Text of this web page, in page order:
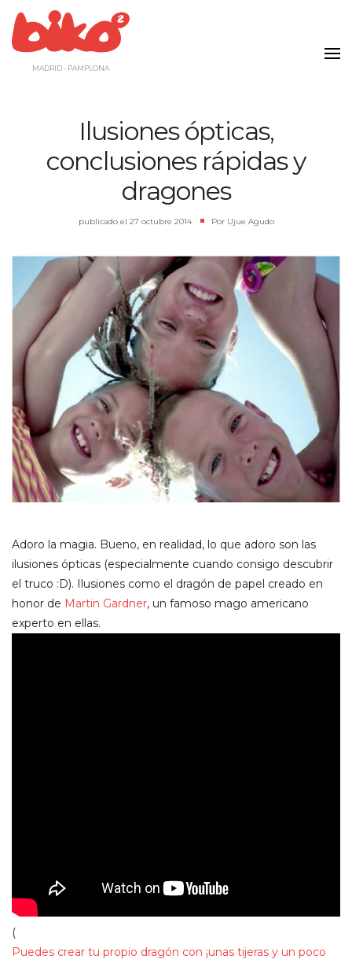
contenido
MADRID - PAMPLONA
Ilusiones ópticas,
conclusiones rápidas y
dragones
publicado el 27 octubre 2014 | Por Ujue Agudo
Adoro la magia. Bueno, en realidad, lo que adoro son las
ilusiones ópticas (especialmente cuando consigo descubrir
el truco :D). Ilusiones como el dragón de papel creado en
honor de Martin Gardner, un famoso mago americano
experto en ellas.
(
Puedes crear tu propio dragón con ¡unas tijeras y un poco